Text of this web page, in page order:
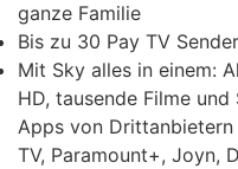
ganze Familie
Bis zu 30 Pay TV
Mit Sky alles in einem:
HD, tausende Filme
Apps von Drittanbietern
TV, Paramount+, Joyn,